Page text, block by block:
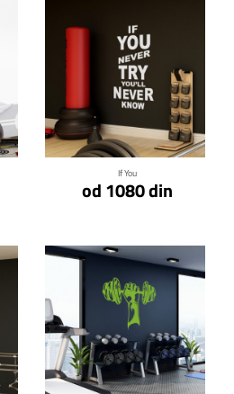
If You
od 1080 din
Klikni za detalje
Klikni za detalje